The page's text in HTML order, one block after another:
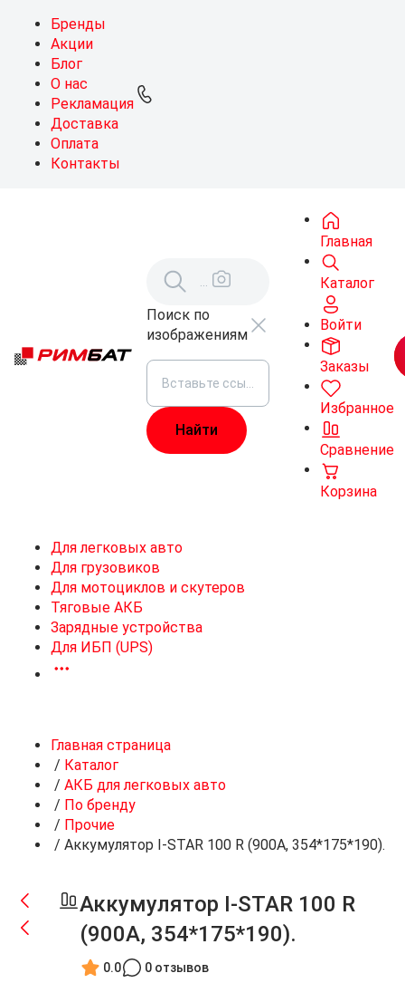
Бренды
Акции
Блог
О нас
Рекламация
Доставка
Оплата
Контакты
Поиск по
изображениям
Главная
Каталог
Войти
Заказы
Избранное
Сравнение
Корзина
Для легковых авто
Для грузовиков
Для мотоциклов и скутеров
Тяговые АКБ
Зарядные устройства
Для ИБП (UPS)
Главная страница
/ Каталог
/ АКБ для легковых авто
/ По бренду
/ Прочие
/ Аккумулятор I-STAR 100 R (900A, 354*175*190).
Аккумулятор I-STAR 100 R
(900A, 354*175*190).
0.0 0 отзывов